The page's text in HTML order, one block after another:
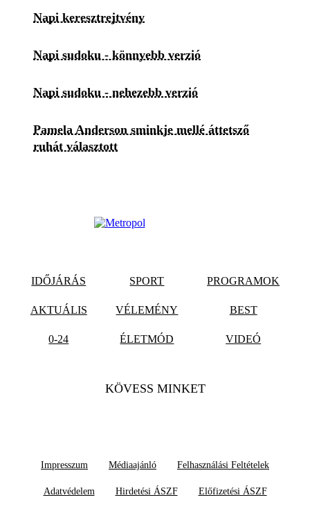
Napi keresztrejtvény
Napi sudoku - könnyebb verzió
Napi sudoku - nehezebb verzió
Pamela Anderson sminkje mellé áttetsző
ruhát választott
IDŐJÁRÁS SPORT PROGRAMOK
AKTUÁLIS VÉLEMÉNY BEST
0-24 ÉLETMÓD VIDEÓ
KÖVESS MINKET
Impresszum Médiaajánló Felhasználási Feltételek
Adatvédelem Hirdetési ÁSZF Előfizetési ÁSZF